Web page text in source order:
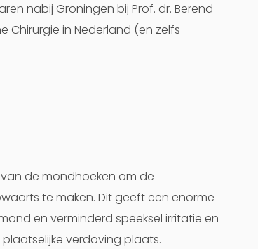
nabij Groningen bij Prof. dr. Berend
Chirurgie in Nederland (en zelfs
de mondhoeken om de
te maken. Dit geeft een enorme
en verminderd speeksel irritatie en
verdoving plaats.